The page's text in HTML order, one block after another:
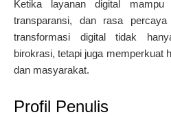
Ketika layanan digital mampu
transparansi, dan rasa
transformasi digital tidak
birokrasi, tetapi juga memperkuat
dan masyarakat.
Profil Penulis